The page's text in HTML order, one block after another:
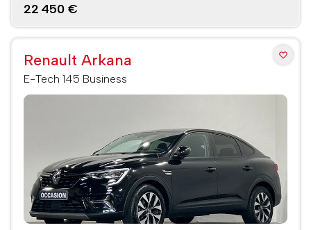
22 450 €
Renault Arkana
E-Tech 145 Business